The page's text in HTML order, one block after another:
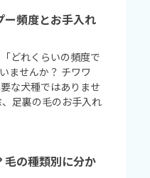
ー頻度とお手入れ
どれくらいの頻度で
ませんか？ チワワ
な犬種ではありませ
足裏の毛のお手入れ
毛の種類別に分か